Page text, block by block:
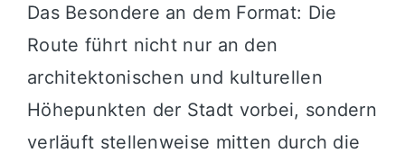
Das Besondere an dem Format: Die
Route führt nicht nur an den
architektonischen und kulturellen
Höhepunkten der Stadt vorbei, sondern
verläuft stellenweise mitten durch die